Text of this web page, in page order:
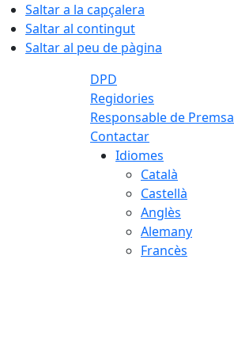
Saltar a la capçalera
Saltar al contingut
Saltar al peu de pàgina
DPD
Regidories
Responsable de Premsa
Contactar
Idiomes
Català
Castellà
Anglès
Alemany
Francès